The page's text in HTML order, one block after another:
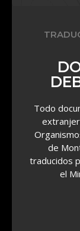
Todo
de
traducidos
el